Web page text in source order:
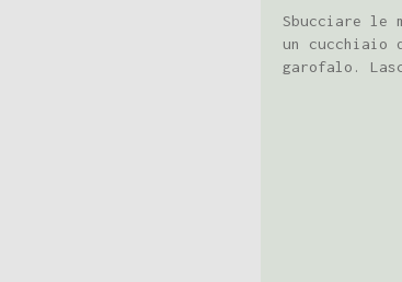
Sbucciare
un
garofalo.